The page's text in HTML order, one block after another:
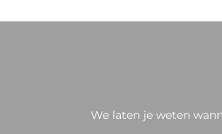
We laten je weten